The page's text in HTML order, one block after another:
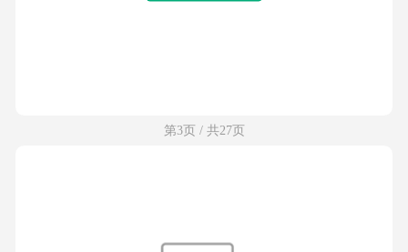
第3页 / 共27页